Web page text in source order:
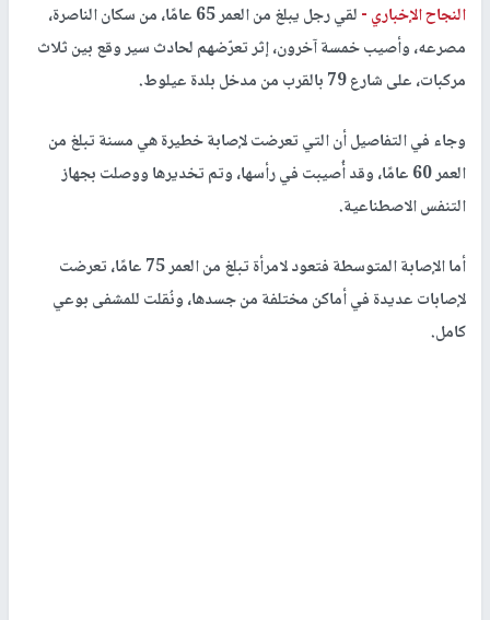
النجاح الإخباري -
لقي رجل يبلغ من العمر 65 عامًا، من سكان الناصرة،
مصرعه، وأصيب خمسة آخرون، إثر تعرّضهم لحادث سير وقع بين ثلاث
مركبات، على شارع 79 بالقرب من مدخل بلدة عيلوط.
وجاء في التفاصيل أن التي تعرضت لإصابة خطيرة هي مسنة تبلغ من
العمر 60 عامًا، وقد أُصيبت في رأسها، وتم تخديرها ووصلت بجهاز
التنفس الاصطناعية.
أما الإصابة المتوسطة فتعود لامرأة تبلغ من العمر 75 عامًا، تعرضت
لإصابات عديدة في أماكن مختلفة من جسدها، ونُقلت للمشفى بوعي
كامل.